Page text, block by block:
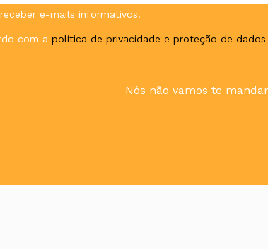
e-mails informativos.
com a política de privacidade e proteção de dados
Nós não vamos te